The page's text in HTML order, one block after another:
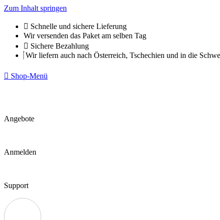
Zum Inhalt springen
Schnelle und sichere Lieferung
Wir versenden das Paket am selben Tag
Sichere Bezahlung
Wir liefern auch nach Österreich, Tschechien und in die
Shop-Menü
Angebote
Anmelden
Support